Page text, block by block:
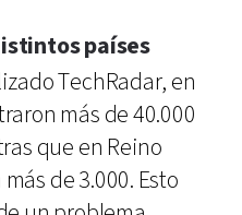
países
TechRadar, en
más de 40.000
que en Reino
de 3.000. Esto